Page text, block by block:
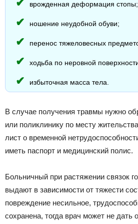
врожденная деформация стопы;
ношение неудобной обуви;
перенос тяжеловесных
ходьба по неровной
избыточная масса тела.
В случае получения травмы нужно
или поликлинику по месту
лист о временной
иметь паспорт и медицинский полис.
Больничный при растяжении связок
выдают в зависимости от тяжести
повреждение несильное,
сохранена, тогда врач может не дать